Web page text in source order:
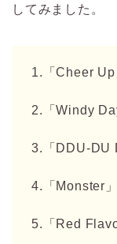
してみました。
1.「Cheer
2.「Windy
3.「DDU-DU
4.「Monster
5.「Red